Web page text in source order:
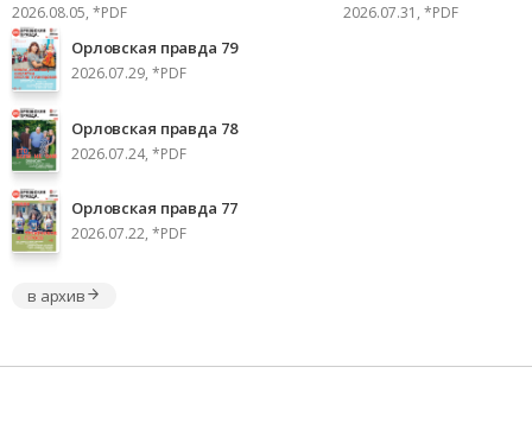
2026.08.05, *PDF 2026.07.31, *PDF
Орловская правда 79
2026.07.29, *PDF
Орловская правда 78
2026.07.24, *PDF
Орловская правда 77
2026.07.22, *PDF
в архив